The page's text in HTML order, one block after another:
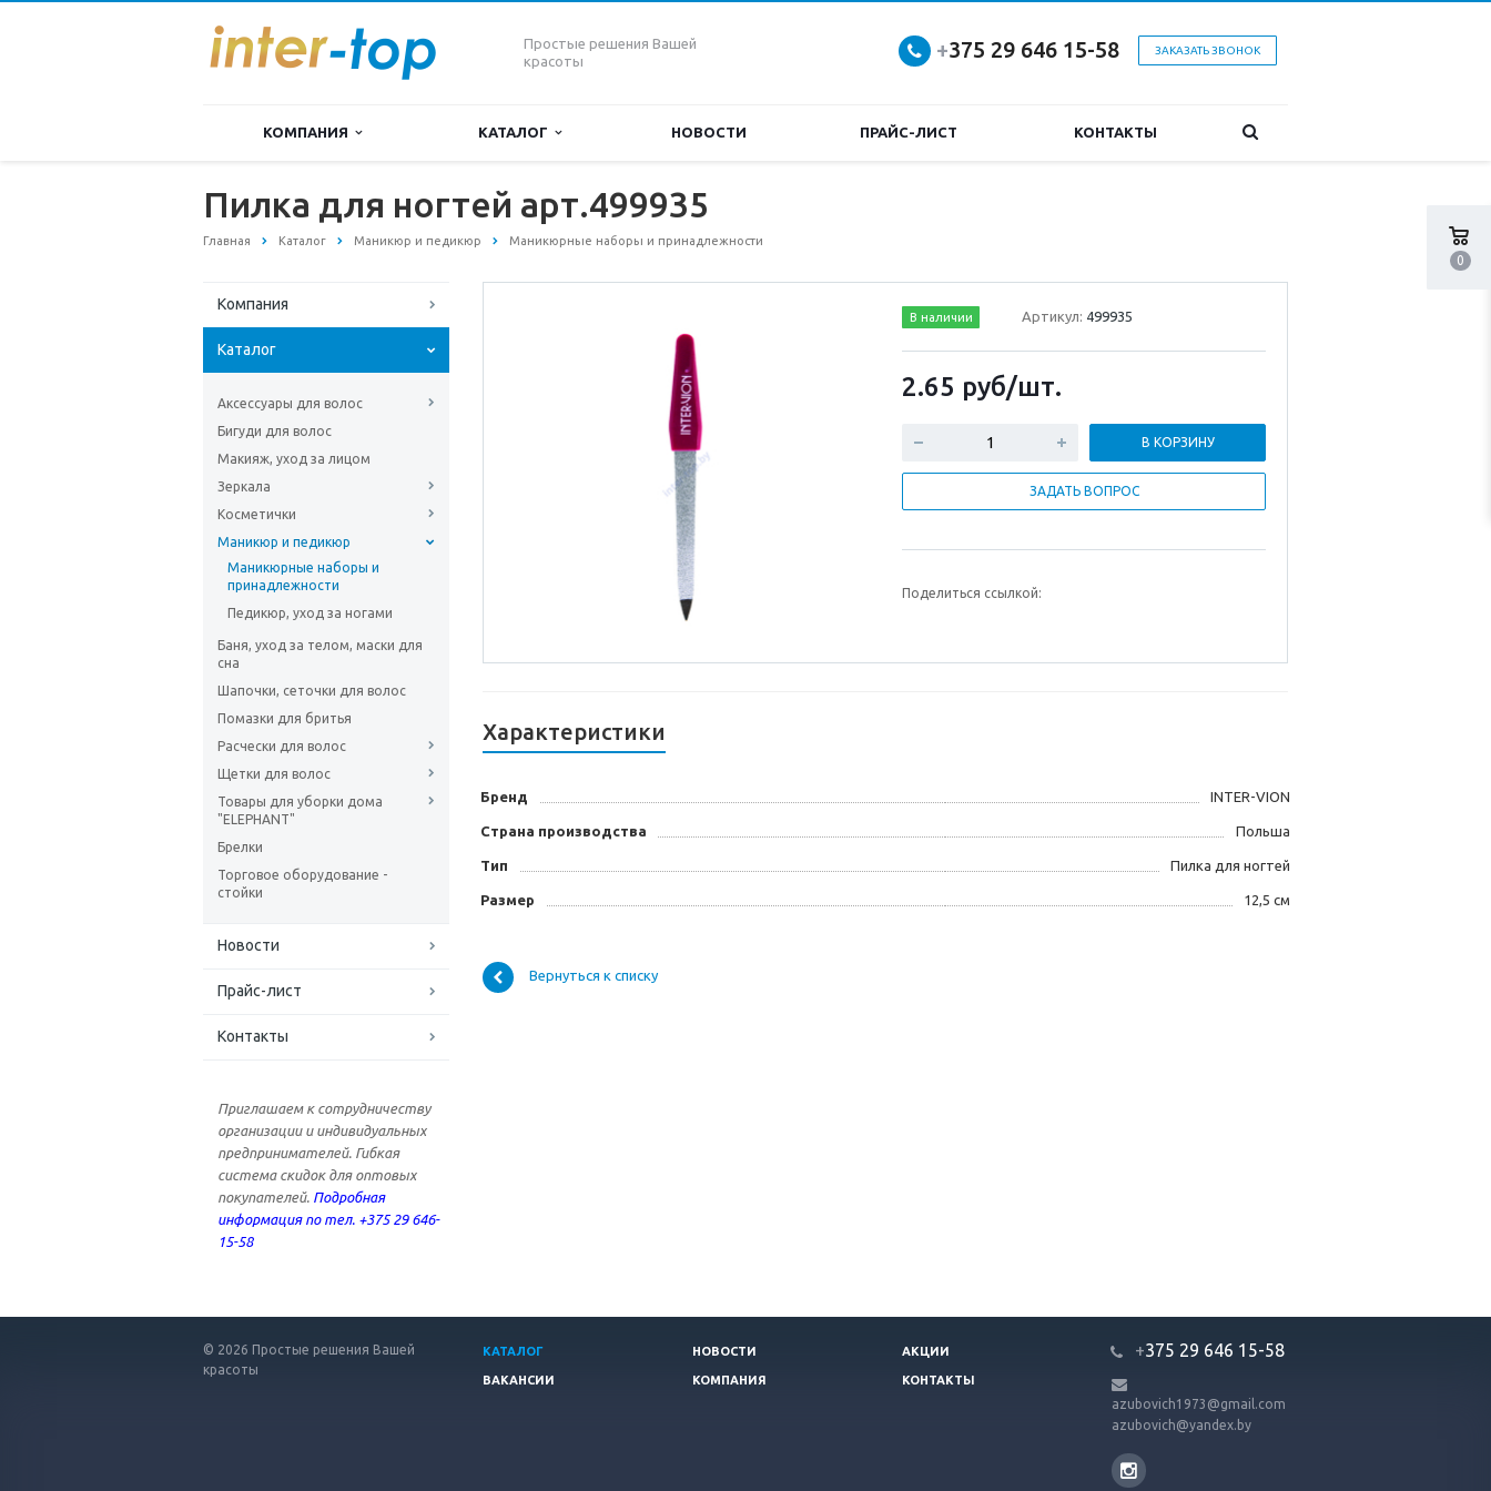
0
Простые решения Вашей
красоты
ЗАКАЗАТЬ ЗВОНОК
+375 29 646 15-58
КОМПАНИЯ КАТАЛОГ НОВОСТИ ПРАЙС-ЛИСТ КОНТАКТЫ
Пилка для ногтей арт.499935
Главная Каталог Маникюр и педикюр Маникюрные наборы и принадлежности
Компания
Каталог
Аксессуары для волос
Бигуди для волос
Макияж, уход за лицом
Зеркала
Косметички
Маникюр и педикюр
Маникюрные наборы и
принадлежности
Педикюр, уход за ногами
Баня, уход за телом, маски для
сна
Шапочки, сеточки для волос
Помазки для бритья
Расчески для волос
Щетки для волос
Товары для уборки дома
"ELEPHANT"
Брелки
Торговое оборудование -
стойки
Новости
Прайс-лист
Контакты
Приглашаем к сотрудничеству
организации и индивидуальных
предпринимателей. Гибкая
система скидок для оптовых
покупателей. Подробная
информация по тел. +375 29 646-
15-58
В наличии Артикул: 499935
2.65 руб/шт.
В КОРЗИНУ
ЗАДАТЬ ВОПРОС
Поделиться ссылкой:
Характеристики
Бренд INTER-VION
Страна производства Польша
Тип Пилка для ногтей
Размер 12,5 см
Вернуться к списку
© 2026 Простые решения Вашей
красоты
КАТАЛОГ НОВОСТИ АКЦИИ
ВАКАНСИИ КОМПАНИЯ КОНТАКТЫ
+375 29 646 15-58
azubovich1973@gmail.com
azubovich@yandex.by